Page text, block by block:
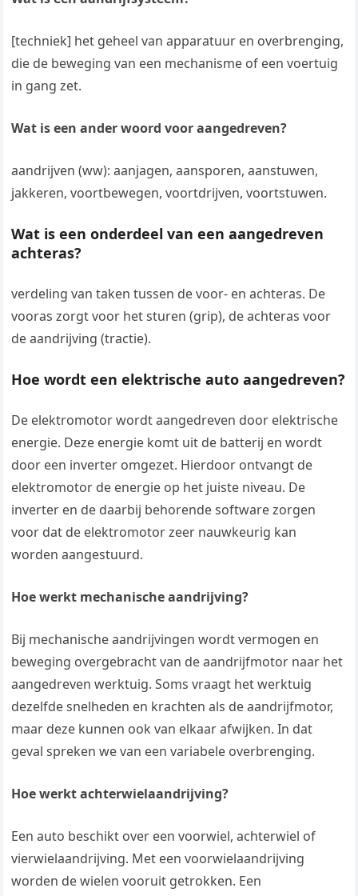
[techniek] het geheel van apparatuur en overbrenging,
die de beweging van een mechanisme of een voertuig
in gang zet.
Wat is een ander woord voor aangedreven?
aandrijven (ww): aanjagen, aansporen, aanstuwen,
jakkeren, voortbewegen, voortdrijven, voortstuwen.
Wat is een onderdeel van een aangedreven
achteras?
verdeling van taken tussen de voor- en achteras. De
vooras zorgt voor het sturen (grip), de achteras voor
de aandrijving (tractie).
Hoe wordt een elektrische auto aangedreven?
De elektromotor wordt aangedreven door elektrische
energie. Deze energie komt uit de batterij en wordt
door een inverter omgezet. Hierdoor ontvangt de
elektromotor de energie op het juiste niveau. De
inverter en de daarbij behorende software zorgen
voor dat de elektromotor zeer nauwkeurig kan
worden aangestuurd.
Hoe werkt mechanische aandrijving?
Bij mechanische aandrijvingen wordt vermogen en
beweging overgebracht van de aandrijfmotor naar het
aangedreven werktuig. Soms vraagt het werktuig
dezelfde snelheden en krachten als de aandrijfmotor,
maar deze kunnen ook van elkaar afwijken. In dat
geval spreken we van een variabele overbrenging.
Hoe werkt achterwielaandrijving?
Een auto beschikt over een voorwiel, achterwiel of
vierwielaandrijving. Met een voorwielaandrijving
worden de wielen vooruit getrokken. Een